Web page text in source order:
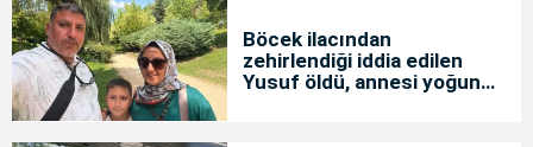
Böcek ilacından
zehirlendiği iddia edilen
Yusuf öldü, annesi yoğun